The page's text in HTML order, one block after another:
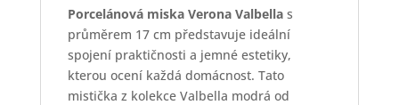
Porcelánová miska Verona Valbellas
průměrem 17 cm představuje ideální
spojení praktičnosti a jemné estetiky,
kterou ocení každá domácnost. Tato
mistička z kolekce Valbella modrá od